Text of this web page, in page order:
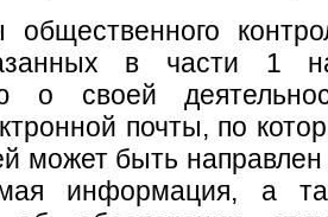
общественного
в части 1
о своей
почты, по
может быть направлен
информация, а